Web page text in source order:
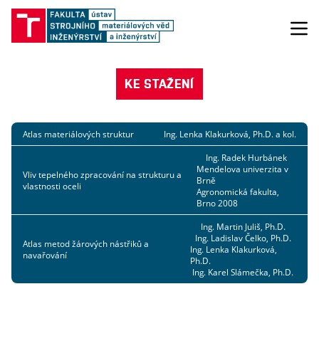
KE STAŽENÍ
Atlas materiálových struktur Ing. Lenka Klakurková, Ph.D. a kol.
Vliv tepelného zpracování na strukturu a
vlastnosti oceli
Ing. Radek Hurbánek
Mendelova univerzita v
Brně
Agronomická fakulta,
Brno 2008
Atlas metod žárových nástřiků a
navařování
Ing. Martin Juliš, Ph.D.
Ing. Ladislav Čelko, Ph.D.
Ing. Lenka Klakurková,
Ph.D.
Ing. Karel Slámečka, Ph.D.